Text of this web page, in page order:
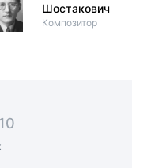
Шостакович
Композитор